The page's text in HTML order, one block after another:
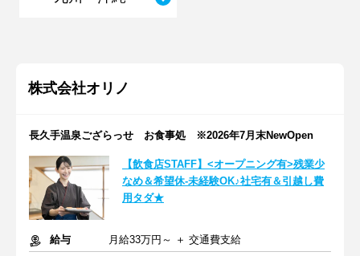
株式会社オリノ
長久手温泉ござらっせ お食事処 ※2026年7月末NewOpen
【飲食店STAFF】<オープニング有>残業少
なめ＆希望休-未経験OK♪社宅有＆引越し費
用タダ★
給与
月給33万円～ ＋ 交通費支給